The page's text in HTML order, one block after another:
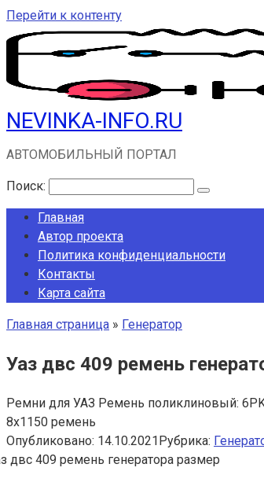
Перейти к контенту
NEVINKA-INFO.RU
АВТОМОБИЛЬНЫЙ ПОРТАЛ
Поиск:
Главная
Автор проекта
Политика конфиденциальности
Контакты
Карта сайта
Главная страница » Генератор
Уаз двс 409 ремень
Ремни для УАЗ Ремень поликлиновый:
8х1150 ремень
Опубликовано: 14.10.2021Рубрика: